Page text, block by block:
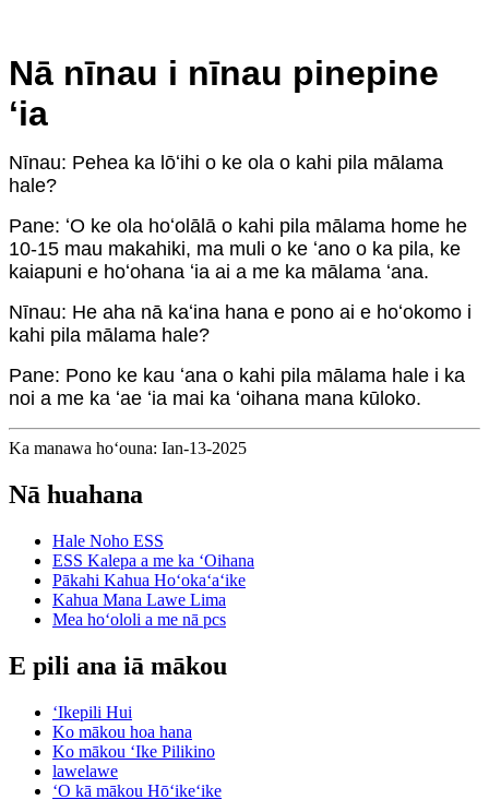
Nā nīnau i nīnau pinepine
ʻia
Nīnau: Pehea ka lōʻihi o ke ola o kahi pila mālama
hale?
Pane: ʻO ke ola hoʻolālā o kahi pila mālama home he
10-15 mau makahiki, ma muli o ke ʻano o ka pila, ke
kaiapuni e hoʻohana ʻia ai a me ka mālama ʻana.
Nīnau: He aha nā kaʻina hana e pono ai e hoʻokomo i
kahi pila mālama hale?
Pane: Pono ke kau ʻana o kahi pila mālama hale i ka
noi a me ka ʻae ʻia mai ka ʻoihana mana kūloko.
Ka manawa hoʻouna: Ian-13-2025
Nā huahana
Hale Noho ESS
ESS Kalepa a me ka ʻOihana
Pākahi Kahua Hoʻokaʻaʻike
Kahua Mana Lawe Lima
Mea hoʻololi a me nā pcs
E pili ana iā mākou
ʻIkepili Hui
Ko mākou hoa hana
Ko mākou ʻIke Pilikino
lawelawe
ʻO kā mākou Hōʻikeʻike